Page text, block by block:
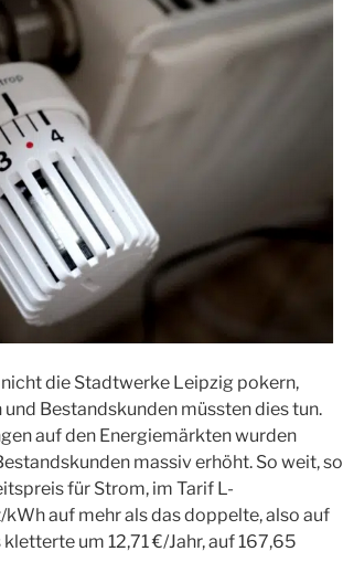
die Stadtwerke Leipzig pokern,
Bestandskunden müssten dies tun.
auf den Energiemärkten wurden
massiv erhöht. So weit, so
für Strom, im Tarif L-
auf mehr als das doppelte, also auf
um 12,71 €/Jahr, auf 167,65